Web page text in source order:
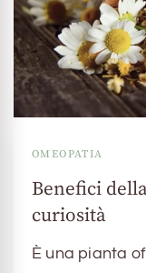
OMEOPATIA
Benefici
curiosità
È una pianta